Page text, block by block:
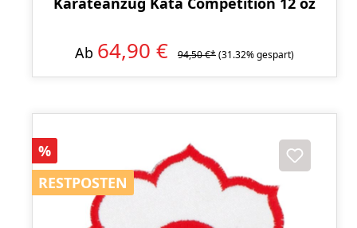
Ab 64,90 € 94,50 €*(31.32% gespart)
Rabatt
%
RESTPOSTEN
RESTPOSTEN